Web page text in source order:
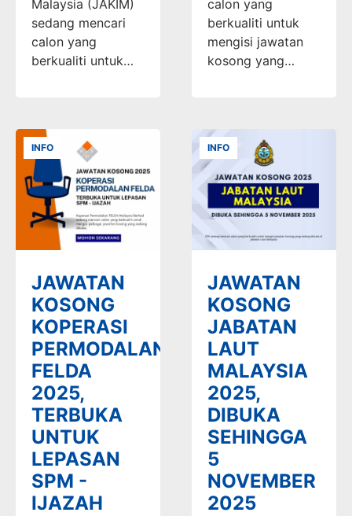
Malaysia (JAKIM)
sedang mencari
calon yang
berkualiti untuk…
calon yang
berkualiti untuk
mengisi jawatan
kosong yang…
INFO
JAWATAN
KOSONG
KOPERASI
PERMODALAN
FELDA
2025,
TERBUKA
UNTUK
LEPASAN
SPM -
IJAZAH
INFO
JAWATAN
KOSONG
JABATAN
LAUT
MALAYSIA
2025,
DIBUKA
SEHINGGA
5
NOVEMBER
2025